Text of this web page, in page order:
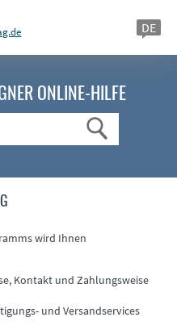
DE
ONLINE-HILFE
wird Ihnen
Kontakt und Zahlungsweise
und Versandservices